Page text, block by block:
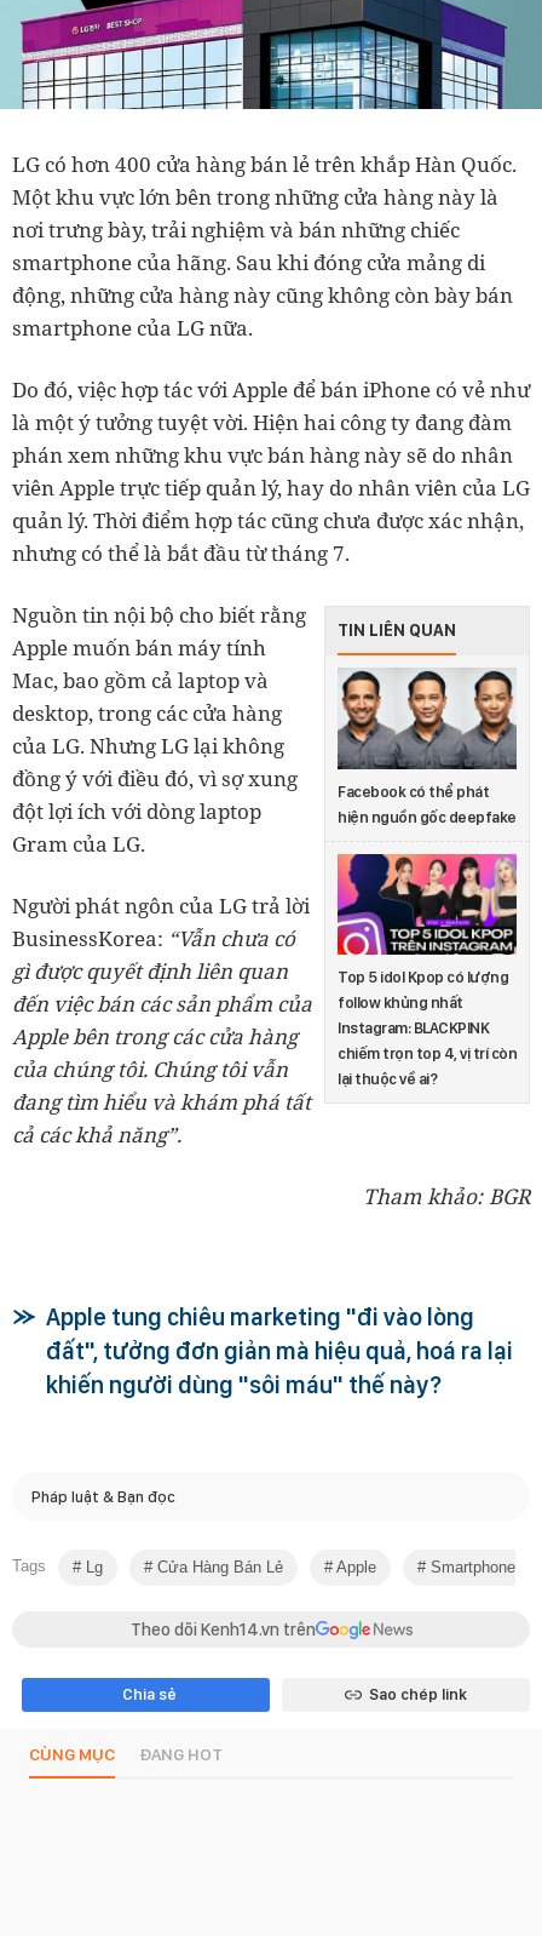
LG có hơn 400 cửa hàng bán lẻ trên khắp Hàn Quốc.
Một khu vực lớn bên trong những cửa hàng này là
nơi trưng bày, trải nghiệm và bán những chiếc
smartphone của hãng. Sau khi đóng cửa mảng di
động, những cửa hàng này cũng không còn bày bán
smartphone của LG nữa.
Do đó, việc hợp tác với Apple để bán iPhone có vẻ như
là một ý tưởng tuyệt vời. Hiện hai công ty đang đàm
phán xem những khu vực bán hàng này sẽ do nhân
viên Apple trực tiếp quản lý, hay do nhân viên của LG
quản lý. Thời điểm hợp tác cũng chưa được xác nhận,
nhưng có thể là bắt đầu từ tháng 7.
TIN LIÊN QUAN
Facebook có thể phát
hiện nguồn gốc deepfake
Top 5 idol Kpop có lượng
follow khủng nhất
Instagram: BLACKPINK
chiếm trọn top 4, vị trí còn
lại thuộc về ai?
Nguồn tin nội bộ cho biết rằng
Apple muốn bán máy tính
Mac, bao gồm cả laptop và
desktop, trong các cửa hàng
của LG. Nhưng LG lại không
đồng ý với điều đó, vì sợ xung
đột lợi ích với dòng laptop
Gram của LG.
Người phát ngôn của LG trả lời
BusinessKorea: “Vẫn chưa có
gì được quyết định liên quan
đến việc bán các sản phẩm của
Apple bên trong các cửa hàng
của chúng tôi. Chúng tôi vẫn
đang tìm hiểu và khám phá tất
cả các khả năng”.
Tham khảo: BGR
Apple tung chiêu marketing "đi vào lòng
đất", tưởng đơn giản mà hiệu quả, hoá ra lại
khiến người dùng "sôi máu" thế này?
Pháp luật & Bạn đọc
Tags Lg Cửa Hàng Bán Lẻ Apple Smartphone
Theo dõi Kenh14.vn trên
Chia sẻ Sao chép link
CÙNG MỤC ĐANG HOT